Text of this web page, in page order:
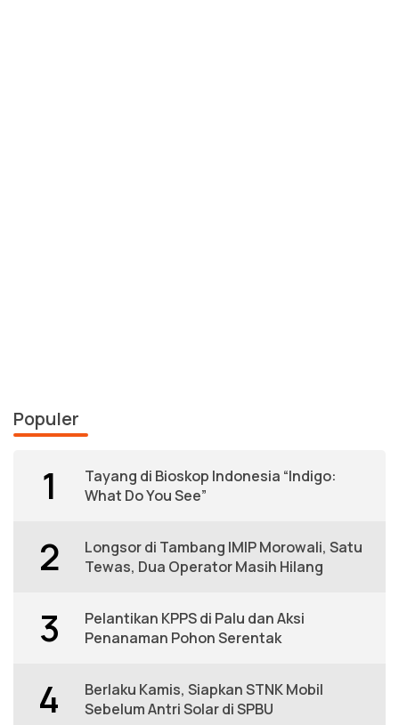
Populer
1
Tayang di Bioskop Indonesia “Indigo:
What Do You See”
2
Longsor di Tambang IMIP Morowali, Satu
Tewas, Dua Operator Masih Hilang
3
Pelantikan KPPS di Palu dan Aksi
Penanaman Pohon Serentak
4
Berlaku Kamis, Siapkan STNK Mobil
Sebelum Antri Solar di SPBU